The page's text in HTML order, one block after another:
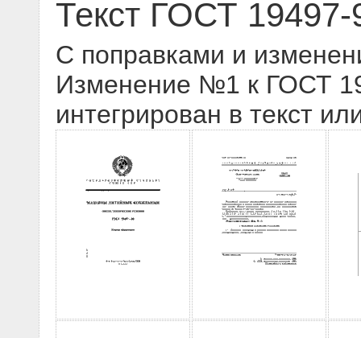
Текст ГОСТ 19497-
С поправками и
Изменение №1 к ГОСТ
интегрирован в текст